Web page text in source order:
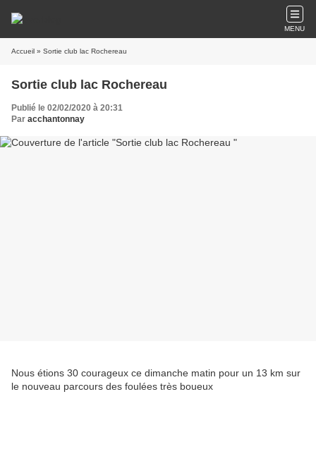
MENU
Accueil » Sortie club lac Rochereau
Sortie club lac Rochereau
Publié le 02/02/2020 à 20:31
Par acchantonnay
Nous étions 30 courageux ce dimanche matin pour un 13 km sur
le nouveau parcours des foulées très boueux